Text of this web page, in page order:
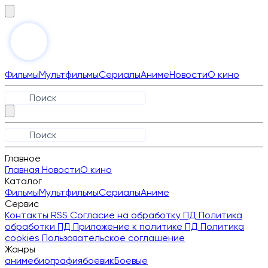
ФильмыМультфильмыСериалыАнимеНовостиО кино
Главное
Главная НовостиО кино
Каталог
ФильмыМультфильмыСериалыАниме
Сервис
Контакты RSS Согласие на обработку ПД Политика
обработки ПД Приложение к политике ПД Политика
cookies Пользовательское соглашение
Жанры
анимебиографиябоевикБоевые